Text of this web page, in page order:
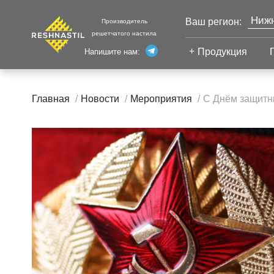
Производитель
решетчатого настила
Напишите нам:
Ваш регион:
Продукция
Настил с
противоскольжением
Настил для стеллажей
Настил для морских
платформ
Главная Новости Мероприятия С Днём